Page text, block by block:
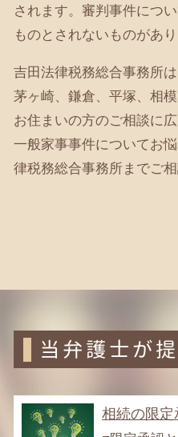
されます。審判事件につ
ものとされないものがあり
吉田法律税務総合事務所
茅ヶ崎、鎌倉、平塚、相
お住まいの方のご相談に
一般家事事件についてお
律税務総合事務所までご相
当弁護士が
相続の限定